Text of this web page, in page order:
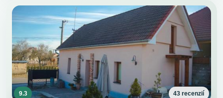
9.3 43 recenzií